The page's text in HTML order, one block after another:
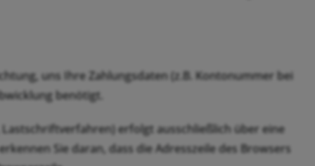
uns Ihre Zahlungsdaten (z.B. Kontonummer bei
benötigt.
erfolgt ausschließlich über eine
Sie daran, dass die Adresszeile des Browsers